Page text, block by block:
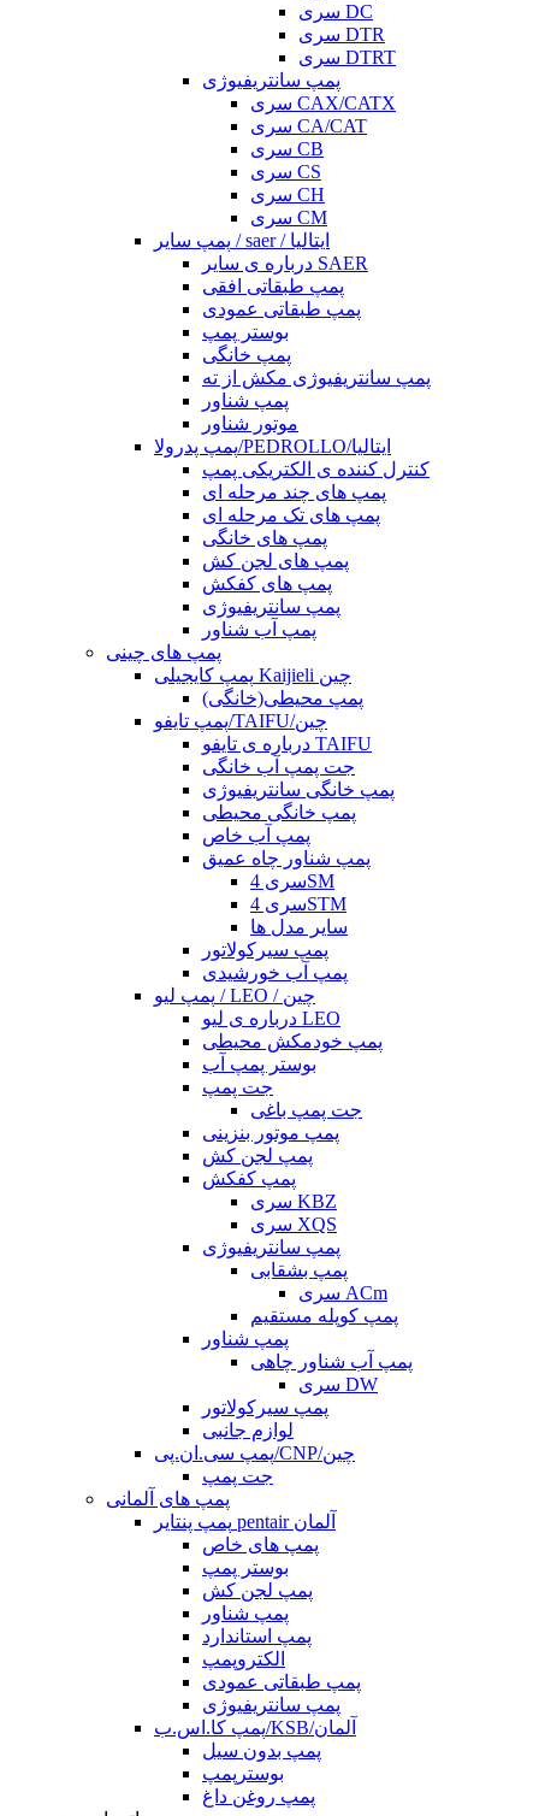
سری DC
سری DTR
سری DTRT
پمپ سانتریفیوژی
سری CAX/CATX
سری CA/CAT
سری CB
سری CS
سری CH
سری CM
پمپ سایر / saer / ایتالیا
درباره ی سایر SAER
پمپ طبقاتی افقی
پمپ طبقاتی عمودی
بوستر پمپ
پمپ خانگی
پمپ سانتریفیوژی مکش از ته
پمپ شناور
موتور شناور
پمپ پدرولا/PEDROLLO/ایتالیا
کنترل کننده ی الکتریکی پمپ
پمپ های چند مرحله ای
پمپ های تک مرحله ای
پمپ های خانگی
پمپ های لجن کش
پمپ های کفکش
پمپ سانتریفیوژی
پمپ آب شناور
پمپ های چینی
پمپ کایجیلی Kaijieli چین
پمپ محیطی(خانگی)
پمپ تایفو/TAIFU/چین
درباره ی تایفو TAIFU
جت پمپ آب خانگی
پمپ خانگی سانتریفیوژی
پمپ خانگی محیطی
پمپ آب خاص
پمپ شناور چاه عمیق
سری 4SM
سری 4STM
سایر مدل ها
پمپ سیرکولاتور
پمپ آب خورشیدی
پمپ لیو / LEO / چین
درباره ی لیو LEO
پمپ خودمکش محیطی
بوستر پمپ آب
جت پمپ
جت پمپ باغی
پمپ موتور بنزینی
پمپ لجن کش
پمپ کفکش
سری KBZ
سری XQS
پمپ سانتریفیوژی
پمپ بشقابی
سری ACm
پمپ کوپله مستقیم
پمپ شناور
پمپ آب شناور چاهی
سری DW
پمپ سیرکولاتور
لوازم جانبی
پمپ سی.ان.پی/CNP/چین
جت پمپ
پمپ های آلمانی
پمپ پنتایر pentair آلمان
پمپ های خاص
بوستر پمپ
پمپ لجن کش
پمپ شناور
پمپ استاندارد
الکتروپمپ
پمپ طبقاتی عمودی
پمپ سانتریفیوژی
پمپ کا.اس.ب/KSB/آلمان
پمپ بدون سیل
بوسترپمپ
پمپ روغن داغ